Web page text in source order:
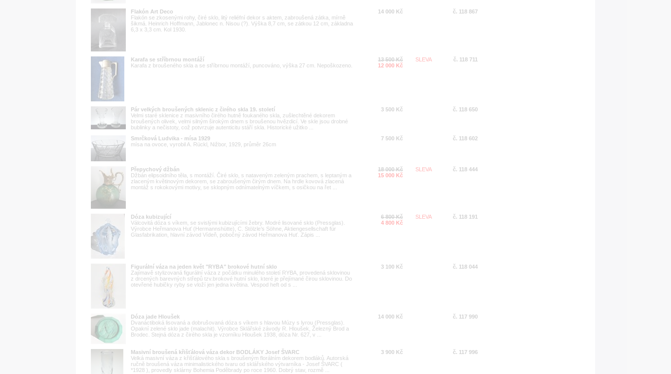
Flakón Art Deco
Flakón se zkosenými rohy, čiré sklo, litý reliéfní dekor s aktem, zabroušená zátka, mírně
šikmá. Heinrich Hoffmann, Jablonec n. Nisou (?). Výška 8,7 cm, se zátkou 12 cm, základna
6,3 x 3,3 cm. Kol 1930.
14 000 Kč č. 118 867
Karafa se stříbrnou montáží
Karafa z broušeného skla a se stříbrnou montáží, puncováno, výška 27 cm. Nepoškozeno.
13 500 Kč
12 000 Kč
SLEVA č. 118 711
Pár velkých broušených sklenic z čirého skla 19. století
Velmi staré sklenice z masivního čirého hutně foukaného skla, zušlechtěné dekorem
broušených olivek, velmi silným širokým dnem s broušenou hvězdicí. Ve skle jsou drobné
bublinky a nečistoty, což potvrzuje autenticitu stáří skla. Historické užitko ...
3 500 Kč č. 118 650
Smrčková Ludvika - mísa 1929
mísa na ovoce, vyrobil A. Rückl, Nižbor, 1929, průměr 26cm
7 500 Kč č. 118 602
Přepychový džbán
Džbán elipsoidního těla, s montáží. Čiré sklo, s nataveným zeleným prachem, s leptaným a
zlaceným květinovým dekorem, se zabroušeným čirým dnem. Na hrdle kovová zlacená
montáž s rokokovými motivy, se sklopným odnímatelným víčkem, s osičkou na řet ...
18 000 Kč
15 000 Kč
SLEVA č. 118 444
Dóza kubizující
Válcovitá dóza s víkem, se svislými kubizujícími žebry. Modré lisované sklo (Pressglas).
Výrobce Heřmanova Huť (Hermannshütte), C. Stölzle’s Söhne, Aktiengesellschaft für
Glasfabrikation, hlavní závod Vídeň, pobočný závod Heřmanova Huť. Zápis ...
6 800 Kč
4 800 Kč
SLEVA č. 118 191
Figurální váza na jeden květ "RYBA" brokové hutní sklo
Zajímavě stylizovaná figurální váza z počátku minulého století RYBA, provedená sklovinou
z drcených barevných střepů tzv.brokové hutní sklo, které je přejímané čirou sklovinou. Do
otevřené hubičky ryby se vloží jen jedna květina. Vespod heft od s ...
3 100 Kč č. 118 044
Dóza jade Hloušek
Dvanáctiboká lisovaná a dobrušovaná dóza s víkem s hlavou Múzy s lyrou (Pressglas).
Opakní zelené sklo jade (malachit). Výrobce Sklářské závody R. Hloušek, Železný Brod a
Brodec. Stejná dóza z čirého skla je vzorníku Hloušek 1938, dóza Nr. 627, v ...
14 000 Kč č. 117 990
Masivní broušená křišťálová váza dekor BODLÁKY Josef ŠVARC
Velká masivní váza z křišťálového skla s broušeným florálním dekorem bodláků. Autorská
ručně broušená váza minimalistického tvaru od sklářského výtvarníka - Josef ŠVARC (
*1928 ), provedly sklárny Bohemia Poděbrady po roce 1960. Dobrý stav, rozmě ...
3 900 Kč č. 117 996